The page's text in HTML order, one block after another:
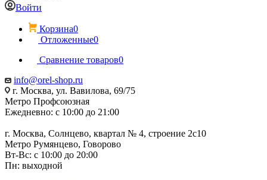
Войти
Корзина0
Отложенные0
Сравнение товаров0
info@orel-shop.ru
г. Москва, ул. Вавилова, 69/75
Метро Профсоюзная
Ежедневно: с 10:00 до 21:00
г. Москва, Солнцево, квартал № 4, строение 2с10
Метро Румянцево, Говорово
Вт-Вс: с 10:00 до 20:00
Пн: выходной